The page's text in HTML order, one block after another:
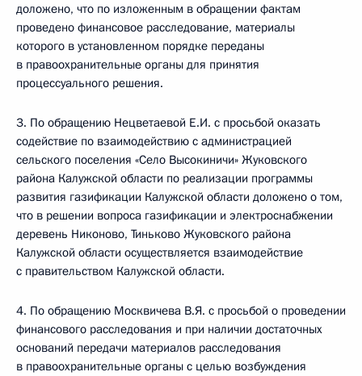
доложено, что по изложенным в обращении фактам
проведено финансовое расследование, материалы
которого в установленном порядке переданы
в правоохранительные органы для принятия
процессуального решения.
3. По обращению Нецветаевой Е.И. с просьбой оказать
содействие по взаимодействию с администрацией
сельского поселения «Село Высокиничи» Жуковского
района Калужской области по реализации программы
развития газификации Калужской области доложено о том,
что в решении вопроса газификации и электроснабжении
деревень Никоново, Тиньково Жуковского района
Калужской области осуществляется взаимодействие
с правительством Калужской области.
4. По обращению Москвичева В.Я. с просьбой о проведении
финансового расследования и при наличии достаточных
оснований передачи материалов расследования
в правоохранительные органы с целью возбуждения